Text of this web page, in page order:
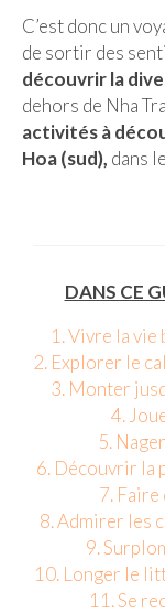
Pérou
Lac
Xi’An
Corée
Japon
C’est donc un
de sortir des
découvrir la
dehors de Nha
activités à
Hoa (sud), dans
DANS CE
1. Vivre la vie
2. Explorer le
3. Monter
4.
5.
6. Découvrir la
7. Faire
8. Admirer les
9.
10. Longer le
11. Se